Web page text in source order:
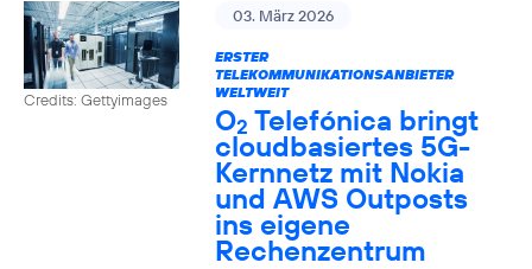
Credits: Gettyimages
03. März 2026
ERSTER
TELEKOMMUNIKATIONSANBIETER
WELTWEIT
O2 Telefónica bringt
cloudbasiertes 5G-
Kernnetz mit Nokia
und AWS Outposts
ins eigene
Rechenzentrum